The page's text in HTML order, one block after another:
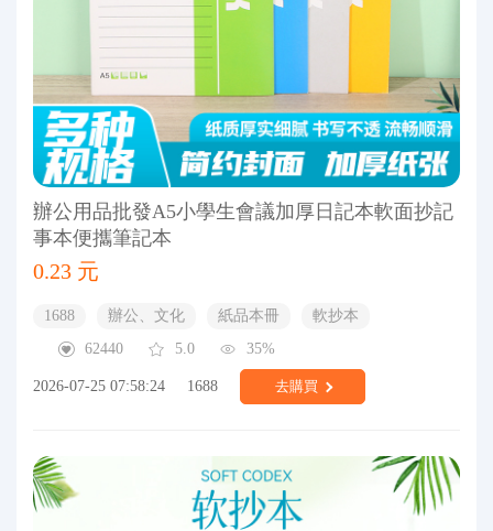
辦公用品批發A5小學生會議加厚日記本軟面抄記
事本便攜筆記本
0.23 元
1688 辦公、文化 紙品本冊
軟抄本
62440
5.0 35%
2026-07-25 07:58:24 1688 去購買